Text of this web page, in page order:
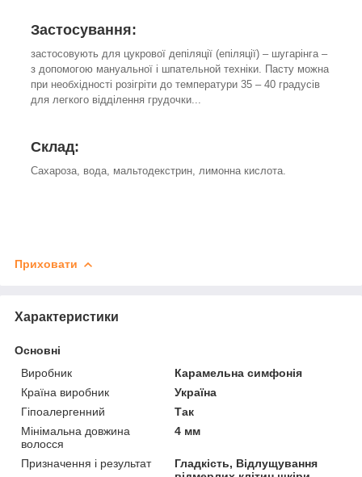
Застосування:
застосовують для цукрової депіляції (епіляції) – шугарінга –
з допомогою мануальної і шпательной техніки. Пасту можна
при необхідності розігріти до температури 35 – 40 градусів
для легкого відділення грудочки...
Склад:
Сахароза, вода, мальтодекстрин, лимонна кислота.
Приховати
Характеристики
Основні
Виробник
Карамельна симфонія
Країна виробник
Україна
Гіпоалергенний
Так
Мінімальна довжина
волосся
4 мм
Призначення і результат
Гладкість, Відлущування